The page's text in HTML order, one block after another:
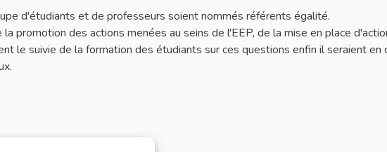
d'étudiants et de professeurs soient nommés référents égalité.
promotion des actions menées au seins de l'EEP, de la mise en place
le suivie de la formation des étudiants sur ces questions enfin il seraient en